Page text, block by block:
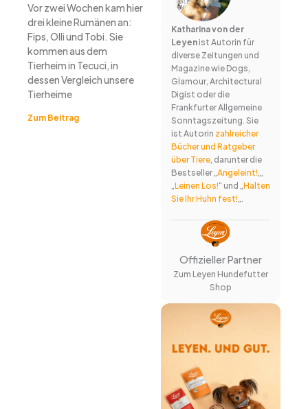
Vor zwei Wochen kam hier
drei kleine Rumänen an:
Fips, Olli und Tobi. Sie
kommen aus dem
Tierheim in Tecuci, in
dessen Vergleich unsere
Tierheime
Zum Beitrag
Katharina von der
Leyenist Autorin für
diverse Zeitungen und
Magazine wie Dogs,
Glamour, Architectural
Digist oder die
Frankfurter Allgemeine
Sonntagszeitung. Sie
ist Autorin zahlreicher
Bücher und Ratgeber
über Tiere, darunter die
Bestseller „Angeleint!„,
„Leinen Los!“ und „Halten
Sie Ihr Huhn fest!„.
Offizieller Partner
Zum Leyen Hundefutter
Shop